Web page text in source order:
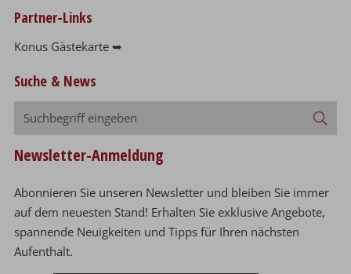
Partner-Links
Konus Gästekarte ➥
Suche & News
Suchbegriff
eingeben
Newsletter-Anmeldung
Abonnieren Sie unseren Newsletter und bleiben Sie immer
auf dem neuesten Stand! Erhalten Sie exklusive Angebote,
spannende Neuigkeiten und Tipps für Ihren nächsten
Aufenthalt.